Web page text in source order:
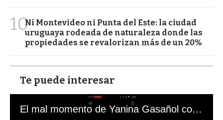
10Ni Montevideo ni Punta del Este: la ciudad
uruguaya rodeada de naturaleza donde las
propiedades se revalorizan más de un 20%
Te puede interesar
El mal momento de Yanina Gasañol con un hincha argentino en "Subrayado"